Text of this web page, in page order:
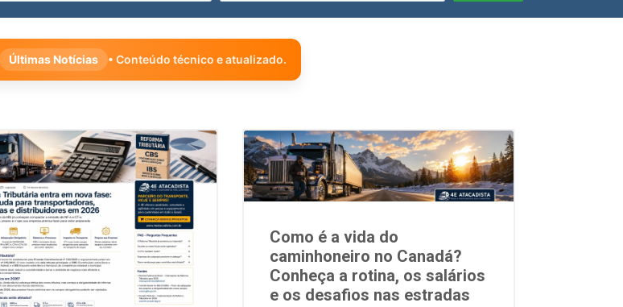
Últimas Notícias • Conteúdo técnico e atualizado.
Como é a vida do
caminhoneiro no Canadá?
Conheça a rotina, os salários
e os desafios nas estradas